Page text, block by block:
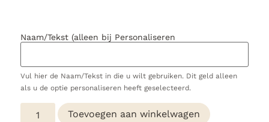
Naam/Tekst (alleen bij Personaliseren
Vul hier de Naam/Tekst in die u wilt gebruiken. Dit geld alleen
als u de optie personaliseren heeft geselecteerd.
Toevoegen aan winkelwagen